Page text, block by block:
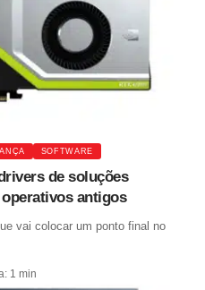
SOFTWARE
de soluções
antigos
vai colocar um ponto final no
1 min